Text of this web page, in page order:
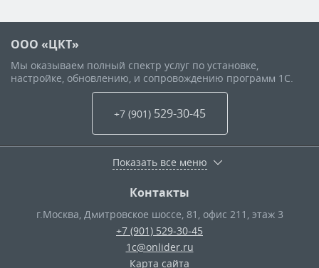
ООО «ЦКТ»
Мы оказываем полный спектр услуг по установке,
настройке, обновлению, и сопровождению программ 1С.
+7 (901) 529-30-45
Показать все меню
Контакты
г.Москва Дмитровское шоссе, 81, офис 211, этаж 3
+7 (901) 529-30-45
1c@onlider.ru
Карта сайта